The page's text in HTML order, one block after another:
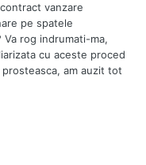
vanzare
pe spatele
rog indrumati-ma,
cu aceste proced
am auzit tot